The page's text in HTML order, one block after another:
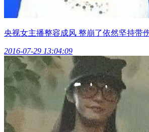
央视女主播整容成风 整崩了依然坚持带
2016-07-29 13:04:09